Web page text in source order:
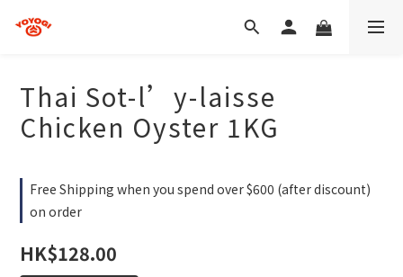
Thai Sot-l’y-laisse
Chicken Oyster 1KG
Free Shipping when you spend over $600 (after discount)
on order
HK$128.00